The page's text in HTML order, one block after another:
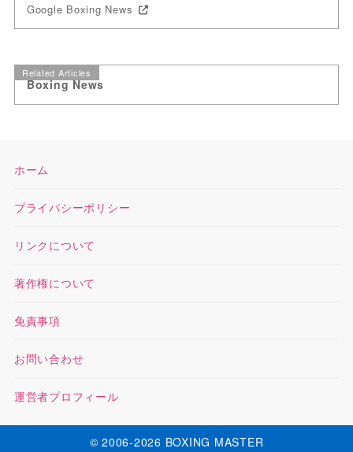
Google Boxing News
Related Articles
Boxing News
ホーム
プライバシーポリシー
リンクについて
著作権について
免責事項
お問い合わせ
運営者プロフィール
© 2006-2026 BOXING MASTER